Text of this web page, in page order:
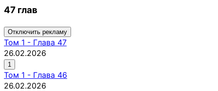
47 глав
Отключить рекламу
Том 1 - Глава 47
26.02.2026
1
Том 1 - Глава 46
26.02.2026